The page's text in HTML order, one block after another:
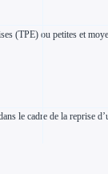
(TPE) ou petites et
le cadre de la reprise